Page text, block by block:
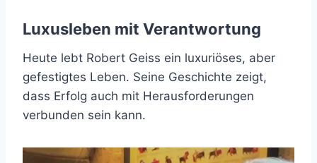
Luxusleben mit Verantwortung
Heute lebt Robert Geiss ein luxuriöses, aber
gefestigtes Leben. Seine Geschichte zeigt,
dass Erfolg auch mit Herausforderungen
verbunden sein kann.